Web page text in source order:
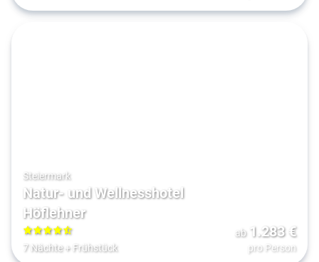
Steiermark
Natur- und Wellnesshotel
Höflehner
4.5
7 Nächte+ Frühstück
ab 1.283€
pro Person